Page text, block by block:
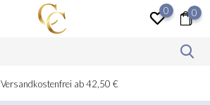
0 0
Versandkostenfrei ab 42,50 €